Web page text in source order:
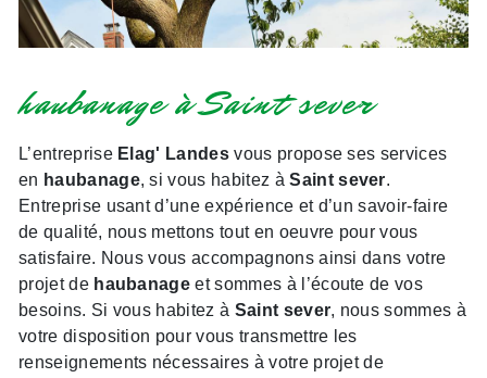
haubanage à Saint sever
L’entreprise Elag' Landes vous propose ses services
en haubanage, si vous habitez àSaint sever.
Entreprise usant d’une expérience et d’un savoir-faire
de qualité, nous mettons tout en oeuvre pour vous
satisfaire. Nous vous accompagnons ainsi dans votre
projet de haubanage et sommes à l’écoute de vos
besoins. Si vous habitez à Saint sever, nous sommes à
votre disposition pour vous transmettre les
renseignements nécessaires à votre projet de